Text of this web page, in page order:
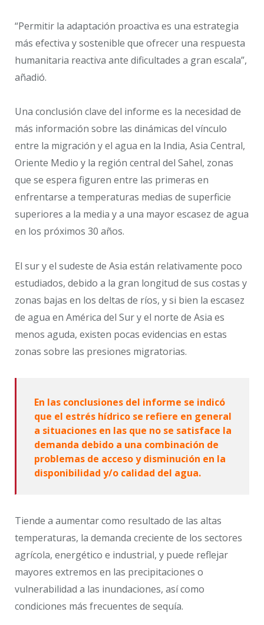
“Permitir la adaptación proactiva es una estrategia
más efectiva y sostenible que ofrecer una respuesta
humanitaria reactiva ante dificultades a gran escala”,
añadió.
Una conclusión clave del informe es la necesidad de
más información sobre las dinámicas del vínculo
entre la migración y el agua en la India, Asia Central,
Oriente Medio y la región central del Sahel, zonas
que se espera figuren entre las primeras en
enfrentarse a temperaturas medias de superficie
superiores a la media y a una mayor escasez de agua
en los próximos 30 años.
El sur y el sudeste de Asia están relativamente poco
estudiados, debido a la gran longitud de sus costas y
zonas bajas en los deltas de ríos, y si bien la escasez
de agua en América del Sur y el norte de Asia es
menos aguda, existen pocas evidencias en estas
zonas sobre las presiones migratorias.
En las conclusiones del informe se indicó
que el estrés hídrico se refiere en general
a situaciones en las que no se satisface la
demanda debido a una combinación de
problemas de acceso y disminución en la
disponibilidad y/o calidad del agua.
Tiende a aumentar como resultado de las altas
temperaturas, la demanda creciente de los sectores
agrícola, energético e industrial, y puede reflejar
mayores extremos en las precipitaciones o
vulnerabilidad a las inundaciones, así como
condiciones más frecuentes de sequía.